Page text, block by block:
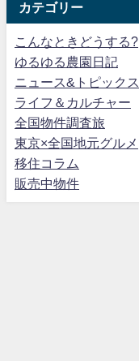
カテゴリー
こんなときどうする?
ゆるゆる農園日記
ニュース&トピックス
ライフ＆カルチャー
全国物件調査旅
東京×全国地元グルメ
移住コラム
販売中物件